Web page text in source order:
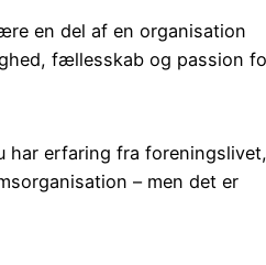
en del af en organisation
fællesskab og passion
har erfaring fra
– men det er